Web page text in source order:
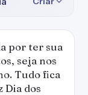
por ter sua
seja nos
Tudo fica
Dia dos